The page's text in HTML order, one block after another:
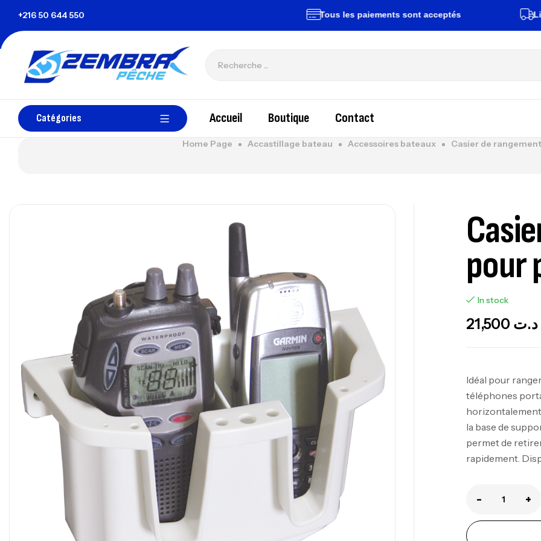
+216 50 644 550 Tous les paiements sont acceptés
Catégories Accueil Boutique Contact
Home Page Accastillage bateau Accessoires bateaux Casier de
pour
In stock
د.ت 21,500
Idéal pour
téléphones
horizontalement
la base de
permet de
rapidement.
- +